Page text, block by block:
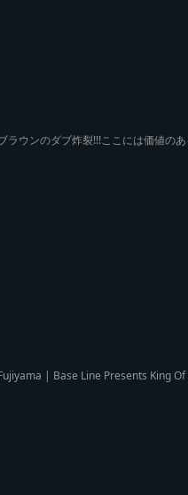
ラウンのダブ炸裂!!!ここには価値
| Base Line Presents King